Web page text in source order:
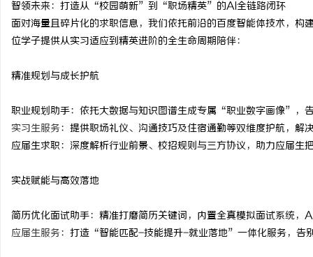
智领未来：打造从“校园萌新”到“职场精英”的AI全链路闭环
面对海量且碎片化的求职信息，我们依托前沿的百度智能体技术，
位学子提供从实习适应到精英进阶的全生命周期陪伴：
精准规划与成长护航
职业规划助手：依托大数据与知识图谱生成专属“职业数字画像”，
实习生服务：提供职场礼仪、沟通技巧及住宿通勤等双维度护航，解
应届生求职：深度解析行业前景、校招规则与三方协议，助力应届生
实战赋能与高效落地
简历优化面试助手：精准打磨简历关键词，内置全真模拟面试系统，
应届生服务：打造“智能匹配-技能提升-就业落地”一体化服务，告